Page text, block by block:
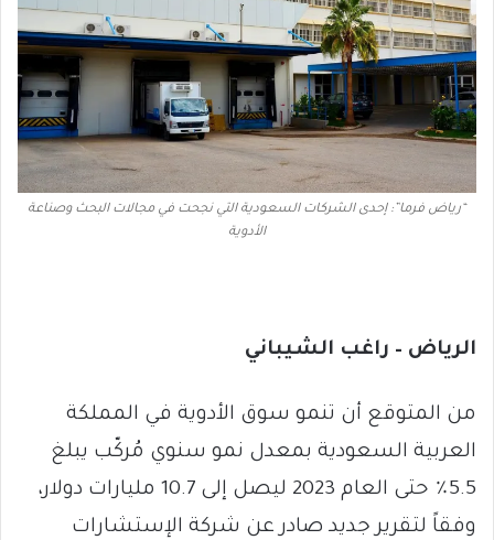
“رياض فرما”: إحدى الشركات السعودية التي نجحت في مجالات البحث وصناعة
الأدوية
الرياض – راغب الشيباني
من المتوقع أن تنمو سوق الأدوية في المملكة
العربية السعودية بمعدل نمو سنوي مُركّب يبلغ
5.5٪ حتى العام 2023 ليصل إلى 10.7 مليارات دولار،
وفقاً لتقرير جديد صادر عن شركة الإستشارات